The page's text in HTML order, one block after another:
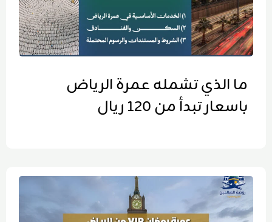
ما الذي تشمله عمرة الرياض
باسعار تبدأ من 120 ريال